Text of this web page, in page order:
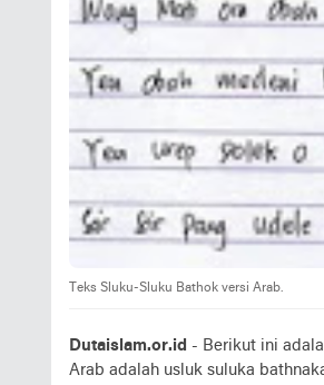
Teks Sluku-Sluku Bathok versi Arab.
Dutaislam.or.id - Berikut ini
Arab adalah usluk suluka